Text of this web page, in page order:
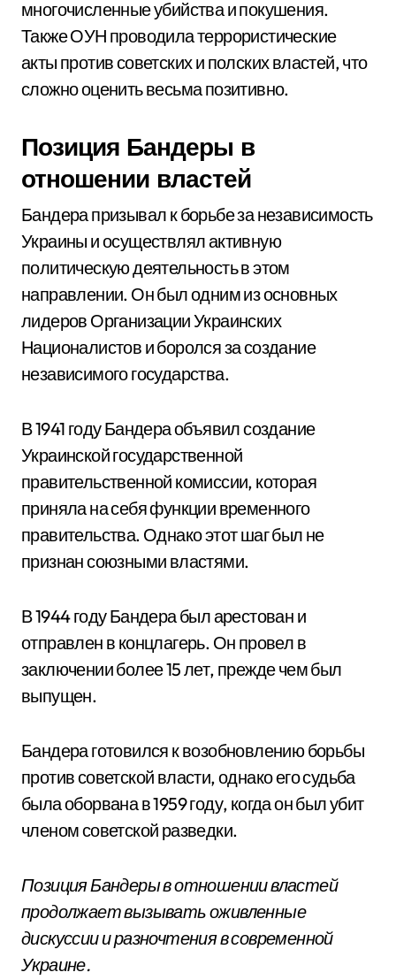
многочисленные убийства и покушения.
Также ОУН проводила террористические
акты против советских и полских властей, что
сложно оценить весьма позитивно.
Позиция Бандеры в
отношении властей
Бандера призывал к борьбе за независимость
Украины и осуществлял активную
политическую деятельность в этом
направлении. Он был одним из основных
лидеров Организации Украинских
Националистов и боролся за создание
независимого государства.
В 1941 году Бандера объявил создание
Украинской государственной
правительственной комиссии, которая
приняла на себя функции временного
правительства. Однако этот шаг был не
признан союзными властями.
В 1944 году Бандера был арестован и
отправлен в концлагерь. Он провел в
заключении более 15 лет, прежде чем был
выпущен.
Бандера готовился к возобновлению борьбы
против советской власти, однако его судьба
была оборвана в 1959 году, когда он был убит
членом советской разведки.
Позиция Бандеры в отношении властей
продолжает вызывать оживленные
дискуссии и разночтения в современной
Украине.